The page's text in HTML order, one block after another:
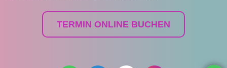
TERMIN ONLINE BUCHEN